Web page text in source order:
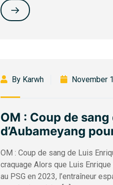
By Karwh November
OM : Coup de
d’Aubameyang
OM : Coup de sang de Luis
craquage Alors que Luis
au PSG en 2023, l’entraîneur